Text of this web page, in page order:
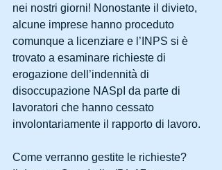
nei nostri giorni! Nonostante il divieto,
alcune imprese hanno proceduto
comunque a licenziare e l’INPS si è
trovato a esaminare richieste di
erogazione dell’indennità di
disoccupazione NASpI da parte di
lavoratori che hanno cessato
involontariamente il rapporto di lavoro.
Come verranno gestite le richieste?